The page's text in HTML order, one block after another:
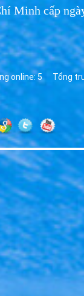
07, 2026
Hikari cho Hội nghị
Cao Cấp 2026
07, 2026
Lý Nước Hikari
Sỉ Lẻ Giá Tốt
07, 2026
Lý Nước Hikari Tp
Nơi Giá Sỉ
07, 2026
Minh cấp
online: 5 Tổng